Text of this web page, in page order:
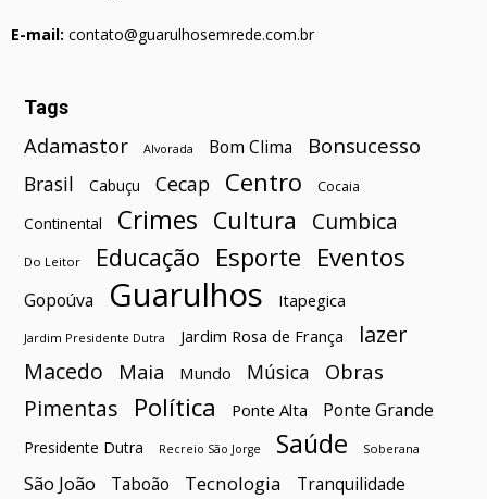
E-mail: contato@guarulhosemrede.com.br
Tags
Adamastor Alvorada Bom Clima Bonsucesso
Brasil Cabuçu Cecap Centro Cocaia
Continental Crimes Cultura Cumbica
Do Leitor Educação Esporte Eventos
Gopoúva Guarulhos Itapegica
Jardim Presidente Dutra Jardim Rosa de França
lazer
Macedo
Maia Mundo Música Obras
Pimentas Política Ponte Alta Ponte Grande
Presidente Dutra Recreio São Jorge Saúde Soberana
São João Taboão Tecnologia Tranquilidade